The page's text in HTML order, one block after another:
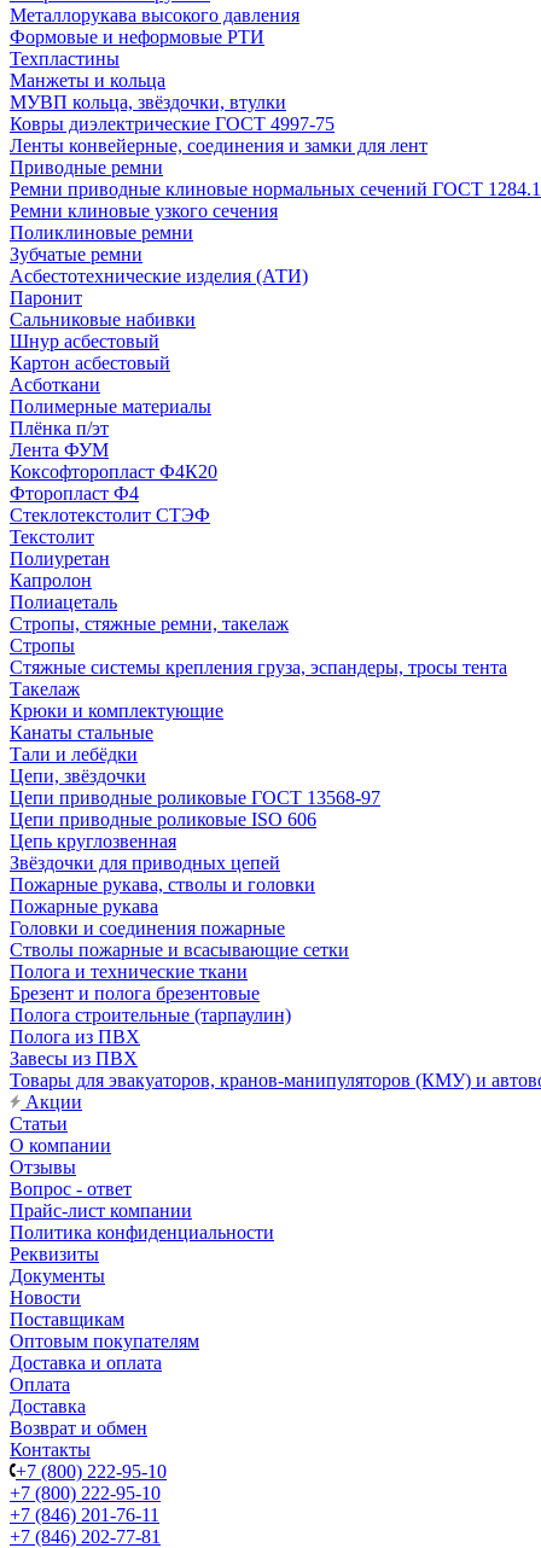
Металлорукава высокого давления
Формовые и неформовые РТИ
Техпластины
Манжеты и кольца
МУВП кольца, звёздочки, втулки
Ковры диэлектрические ГОСТ 4997-75
Ленты конвейерные, соединения и замки для лент
Приводные ремни
Ремни приводные клиновые нормальных сечений ГОСТ
Ремни клиновые узкого сечения
Поликлиновые ремни
Зубчатые ремни
Асбестотехнические изделия (АТИ)
Паронит
Сальниковые набивки
Шнур асбестовый
Картон асбестовый
Асботкани
Полимерные материалы
Плёнка п/эт
Лента ФУМ
Коксофторопласт Ф4К20
Фторопласт Ф4
Стеклотекстолит СТЭФ
Текстолит
Полиуретан
Капролон
Полиацеталь
Стропы, стяжные ремни, такелаж
Стропы
Стяжные системы крепления груза, эспандеры, тросы тента
Такелаж
Крюки и комплектующие
Канаты стальные
Тали и лебёдки
Цепи, звёздочки
Цепи приводные роликовые ГОСТ 13568-97
Цепи приводные роликовые ISO 606
Цепь круглозвенная
Звёздочки для приводных цепей
Пожарные рукава, стволы и головки
Пожарные рукава
Головки и соединения пожарные
Стволы пожарные и всасывающие сетки
Полога и технические ткани
Брезент и полога брезентовые
Полога строительные (тарпаулин)
Полога из ПВХ
Завесы из ПВХ
Товары для эвакуаторов, кранов-манипуляторов (КМУ) и
Акции
Статьи
О компании
Отзывы
Вопрос - ответ
Прайс-лист компании
Политика конфиденциальности
Реквизиты
Документы
Новости
Поставщикам
Оптовым покупателям
Доставка и оплата
Оплата
Доставка
Возврат и обмен
Контакты
+7 (800) 222-95-10
+7 (800) 222-95-10
+7 (846) 201-76-11
+7 (846) 202-77-81